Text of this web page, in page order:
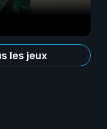
les jeux